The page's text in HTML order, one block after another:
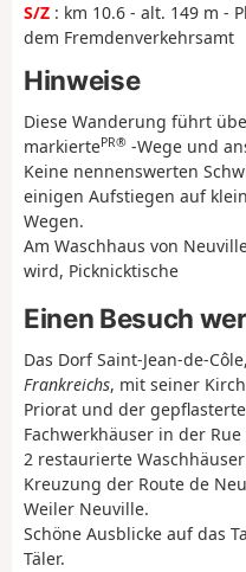
S/Z : km 10.6 - alt. 149 m -
dem Fremdenverkehrsamt
Hinweise
Diese Wanderung führt
markiertePR® -Wege und
Keine nennenswerten
einigen Aufstiegen auf
Wegen.
Am Waschhaus von
wird, Picknicktische
Einen Besuch
Das Dorf Saint-Jean-de-
Frankreichs, mit seiner
Priorat und der
Fachwerkhäuser in der
2 restaurierte
Kreuzung der Route de
Weiler Neuville.
Schöne Ausblicke auf das
Täler.